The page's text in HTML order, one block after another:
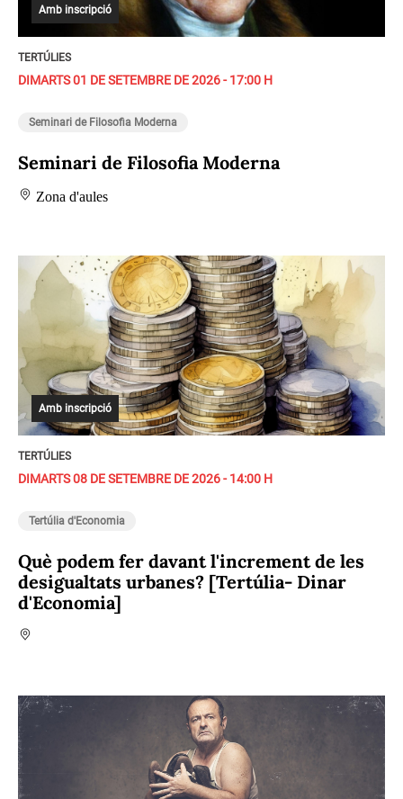
Amb inscripció
TERTÚLIES
DIMARTS 01 DE SETEMBRE DE 2026 - 17:00 H
Seminari de Filosofia Moderna
Seminari de Filosofia Moderna
Zona d'aules
Amb inscripció
TERTÚLIES
DIMARTS 08 DE SETEMBRE DE 2026 - 14:00 H
Tertúlia d'Economia
Què podem fer davant l'increment de les
desigualtats urbanes? [Tertúlia- Dinar
d'Economia]